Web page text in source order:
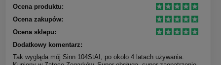
Ocena produktu:
Ocena zakupów:
Ocena sklepu:
Dodatkowy komentarz:
Tak wygląda mój Sinn 104StAI, po około 4 latach używania.